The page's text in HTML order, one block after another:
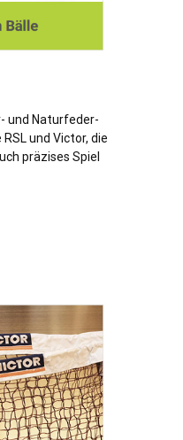
und Naturfeder-
und Victor, die
präzises Spiel